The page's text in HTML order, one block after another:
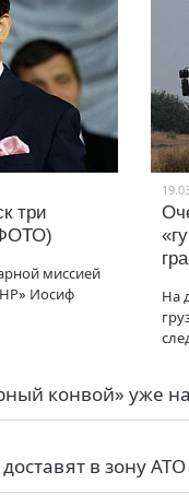
три
миссией
Иосиф
На
конвой» уже
в зону